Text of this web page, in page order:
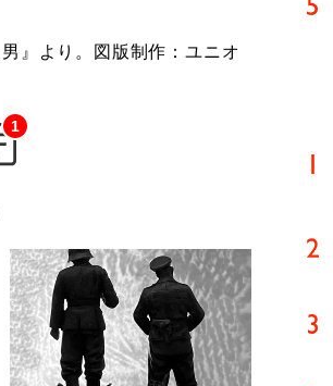
』より。図版制作：ユニオ
1